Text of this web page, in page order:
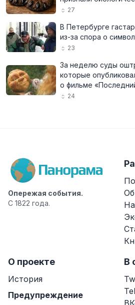
27
В Петербурге
из-за спора о
23
За неделю суды
которые
о фильме
24
Опережая события.
С 1822 года.
О проекте
История
Предупреждение
В